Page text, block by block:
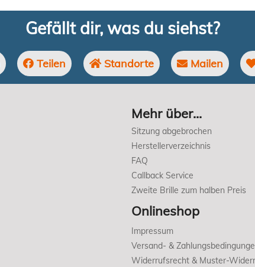
Gefällt dir, was du siehst?
Teilen Standorte Mailen
Mehr über...
Sitzung abgebrochen
Herstellerverzeichnis
FAQ
Callback Service
Zweite Brille zum halben Preis
Onlineshop
Impressum
Versand- &
Widerrufsrecht & Muster-